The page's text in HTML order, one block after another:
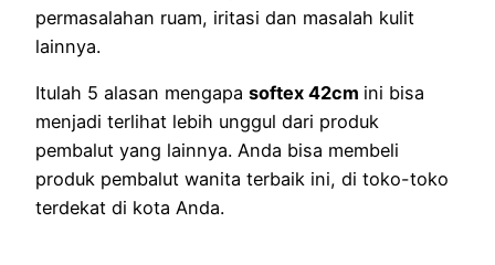
permasalahan ruam, iritasi dan masalah kulit
lainnya.
Itulah 5 alasan mengapa softex 42cm ini bisa
menjadi terlihat lebih unggul dari produk
pembalut yang lainnya. Anda bisa membeli
produk pembalut wanita terbaik ini, di toko-toko
terdekat di kota Anda.